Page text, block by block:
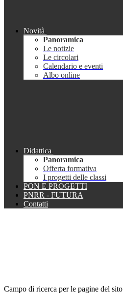
Novità
Panoramica
Le notizie
Le circolari
Calendario e eventi
Albo online
Didattica
Panoramica
Offerta formativa
I progetti delle classi
PON E PROGETTI
PNRR - FUTURA
Contatti
Campo di ricerca per le pagine del sito